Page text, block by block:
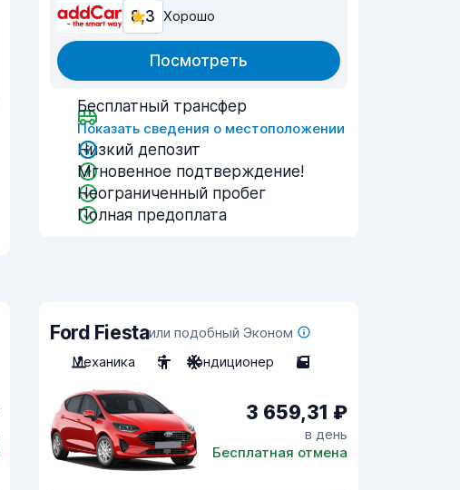
8,3 Хорошо
Посмотреть
Бесплатный трансфер
Показать сведения о местоположении
Низкий депозит
Мгновенное подтверждение!
Неограниченный пробег
Полная предоплата
Ford Fiestaили подобный Эконом
Механика
5 Кондиционер 5
3 659,31 ₽
в день
Бесплатная отмена